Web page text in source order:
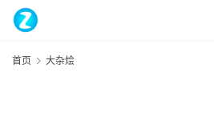
首页 大杂烩